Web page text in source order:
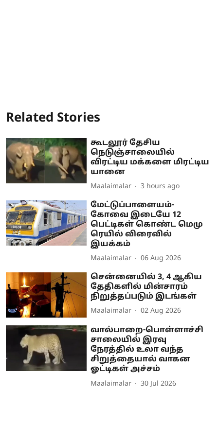
Related Stories
கூடலூர் தேசிய
நெடுஞ்சாலையில்
விரட்டிய மக்களை மிரட்டிய
யானை
Maalaimalar 3 hours ago
மேட்டுப்பாளையம்-
கோவை இடையே 12
பெட்டிகள் கொண்ட மெமு
ரெயில் விரைவில்
இயக்கம்
Maalaimalar 06 Aug 2026
சென்னையில் 3, 4 ஆகிய
தேதிகளில் மின்சாரம்
நிறுத்தப்படும் இடங்கள்
Maalaimalar 02 Aug 2026
வால்பாறை-பொள்ளாச்சி
சாலையில் இரவு
நேரத்தில் உலா வந்த
சிறுத்தையால் வாகன
ஓட்டிகள் அச்சம்
Maalaimalar 30 Jul 2026